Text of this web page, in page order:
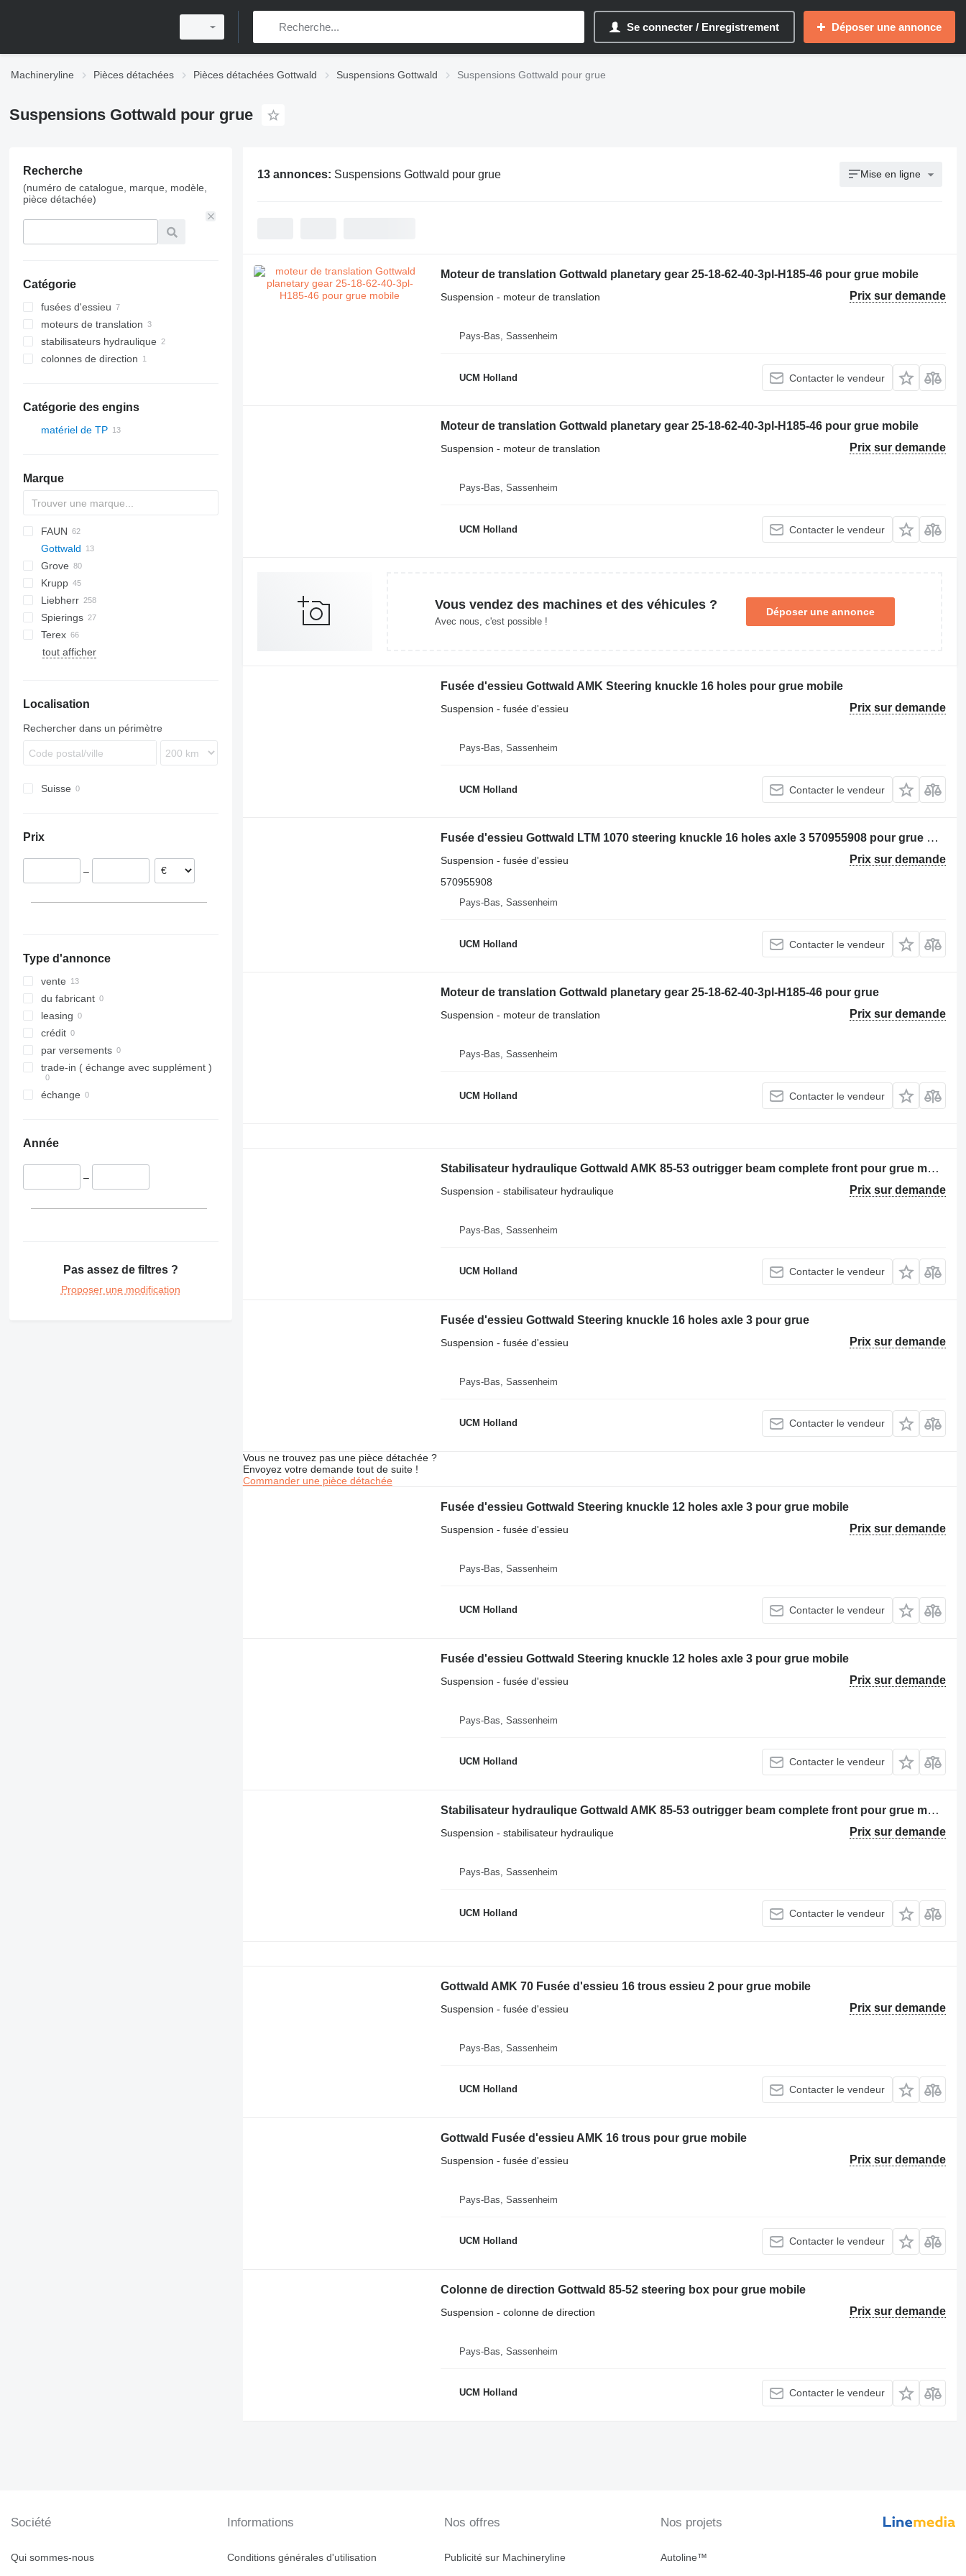
Se connecter / Enregistrement Déposer une annonce
Machineryline Pièces détachées Pièces détachées Gottwald Suspensions Gottwald Suspensions Gottwald pour grue
Suspensions Gottwald pour grue
Recherche
(numéro de catalogue, marque, modèle,
pièce détachée)
Catégorie
fusées d'essieu
moteurs de translation
stabilisateurs hydraulique
colonnes de direction
Catégorie des engins
matériel de TP
Marque
5299
D series
AC
CC
HC
FAUN
ATF
HK
RTF
Gottwald
AMK
Grove
AT
GMK
RT
KH
SCX
C-series
HD
CKE
D series
PW
Krupp
GMT
KMK
Liebherr
HS
L-series
LB
LTM
LS
MC
S-series
Spierings
345
365
LS
ATF
Terex
AC
tout afficher
Localisation
Rechercher dans un périmètre
Suisse
Prix
–
Type d'annonce
vente
du fabricant
leasing
crédit
par versements
trade-in ( échange avec supplément )
échange
Année
–
Pas assez de filtres ?
Proposer une modification
13 annonces: Suspensions Gottwald pour grue Mise en ligne
Moteur de translation Gottwald planetary gear 25-18-62-40-3pl-H185-46 pour grue mobile
Prix sur demande
Suspension - moteur de translation
Pays-Bas, Sassenheim
UCM Holland Contacter le vendeur
Moteur de translation Gottwald planetary gear 25-18-62-40-3pl-H185-46 pour grue mobile
Prix sur demande
Suspension - moteur de translation
Pays-Bas, Sassenheim
UCM Holland Contacter le vendeur
Vous vendez des machines et des véhicules ?
Avec nous, c'est possible !
Déposer une annonce
Fusée d'essieu Gottwald AMK Steering knuckle 16 holes pour grue mobile
Prix sur demande
Suspension - fusée d'essieu
Pays-Bas, Sassenheim
UCM Holland Contacter le vendeur
Fusée d'essieu Gottwald LTM 1070 steering knuckle 16 holes axle 3 570955908 pour grue mobile
Prix sur demande
Suspension - fusée d'essieu
570955908
Pays-Bas, Sassenheim
UCM Holland Contacter le vendeur
Moteur de translation Gottwald planetary gear 25-18-62-40-3pl-H185-46 pour grue
Prix sur demande
Suspension - moteur de translation
Pays-Bas, Sassenheim
UCM Holland Contacter le vendeur
Stabilisateur hydraulique Gottwald AMK 85-53 outrigger beam complete front pour grue mobile
Prix sur demande
Suspension - stabilisateur hydraulique
Pays-Bas, Sassenheim
UCM Holland Contacter le vendeur
Fusée d'essieu Gottwald Steering knuckle 16 holes axle 3 pour grue
Prix sur demande
Suspension - fusée d'essieu
Pays-Bas, Sassenheim
UCM Holland Contacter le vendeur
Vous ne trouvez pas une pièce détachée ?
Envoyez votre demande tout de suite !
Commander une pièce détachée
Fusée d'essieu Gottwald Steering knuckle 12 holes axle 3 pour grue mobile
Prix sur demande
Suspension - fusée d'essieu
Pays-Bas, Sassenheim
UCM Holland Contacter le vendeur
Fusée d'essieu Gottwald Steering knuckle 12 holes axle 3 pour grue mobile
Prix sur demande
Suspension - fusée d'essieu
Pays-Bas, Sassenheim
UCM Holland Contacter le vendeur
Stabilisateur hydraulique Gottwald AMK 85-53 outrigger beam complete front pour grue mobile
Prix sur demande
Suspension - stabilisateur hydraulique
Pays-Bas, Sassenheim
UCM Holland Contacter le vendeur
Gottwald AMK 70 Fusée d'essieu 16 trous essieu 2 pour grue mobile
Prix sur demande
Suspension - fusée d'essieu
Pays-Bas, Sassenheim
UCM Holland Contacter le vendeur
Gottwald Fusée d'essieu AMK 16 trous pour grue mobile
Prix sur demande
Suspension - fusée d'essieu
Pays-Bas, Sassenheim
UCM Holland Contacter le vendeur
Colonne de direction Gottwald 85-52 steering box pour grue mobile
Prix sur demande
Suspension - colonne de direction
Pays-Bas, Sassenheim
UCM Holland Contacter le vendeur
Société
Qui sommes-nous
Informations
Conditions générales d'utilisation
Nos offres
Publicité sur Machineryline
Nos projets
Autoline™